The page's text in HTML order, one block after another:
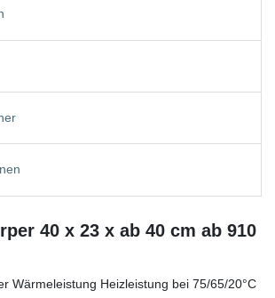
40 x 23 x ab 40 cm ab 910
Wärmeleistung Heizleistung bei 75/65/20°C